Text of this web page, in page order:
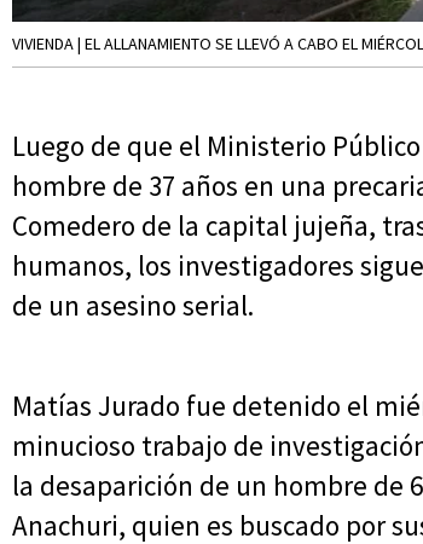
VIVIENDA | EL ALLANAMIENTO SE LLEVÓ A CABO EL
Luego de que el Ministerio
hombre de 37 años en una
Comedero de la capital jujeña,
humanos, los investigadores
de un asesino serial.
Matías Jurado fue detenido el
minucioso trabajo de
la desaparición de un hombre de
Anachuri, quien es buscado por